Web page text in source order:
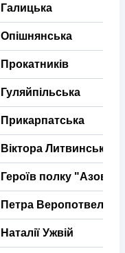
Галицька
Опішнянська
Прокатників
Гуляйпільська
Прикарпатська
Віктора Литвинського
Героїв полку "Азов"
Петра Веропотвеляна
Наталії Ужвій